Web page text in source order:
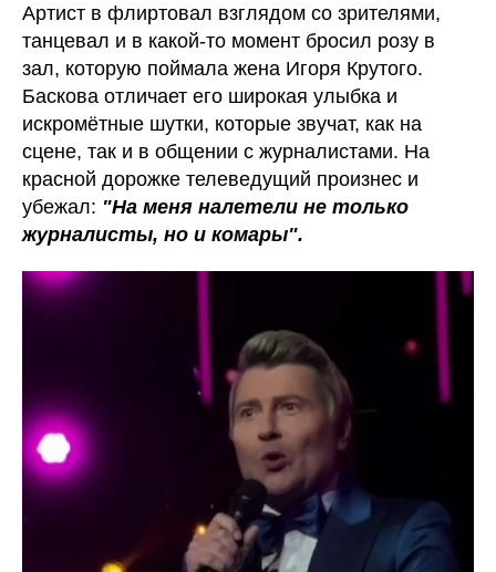
Артист в флиртовал взглядом со зрителями,
танцевал и в какой-то момент бросил розу в
зал, которую поймала жена Игоря Крутого.
Баскова отличает его широкая улыбка и
искромётные шутки, которые звучат, как на
сцене, так и в общении с журналистами. На
красной дорожке телеведущий произнес и
убежал: "На меня налетели не только
журналисты, но и комары".